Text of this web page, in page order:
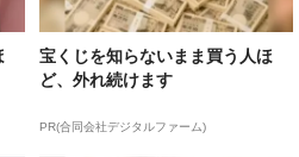
宝くじを知らないまま買う人ほ
ど、外れ続けます
PR(合同会社デジタルファーム)